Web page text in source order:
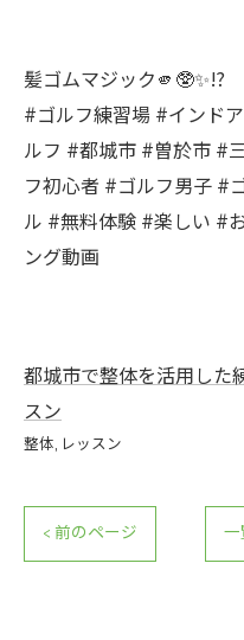
髪ゴムマジック🫵🥸✨️⁉️
#ゴルフ練習場 #インド
ルフ #都城市 #曽於市 #
フ初心者 #ゴルフ男子 #
ル #無料体験 #楽しい #
ング動画
都城市で整体を活用した
スン
整体 レッスン
< 前のページ